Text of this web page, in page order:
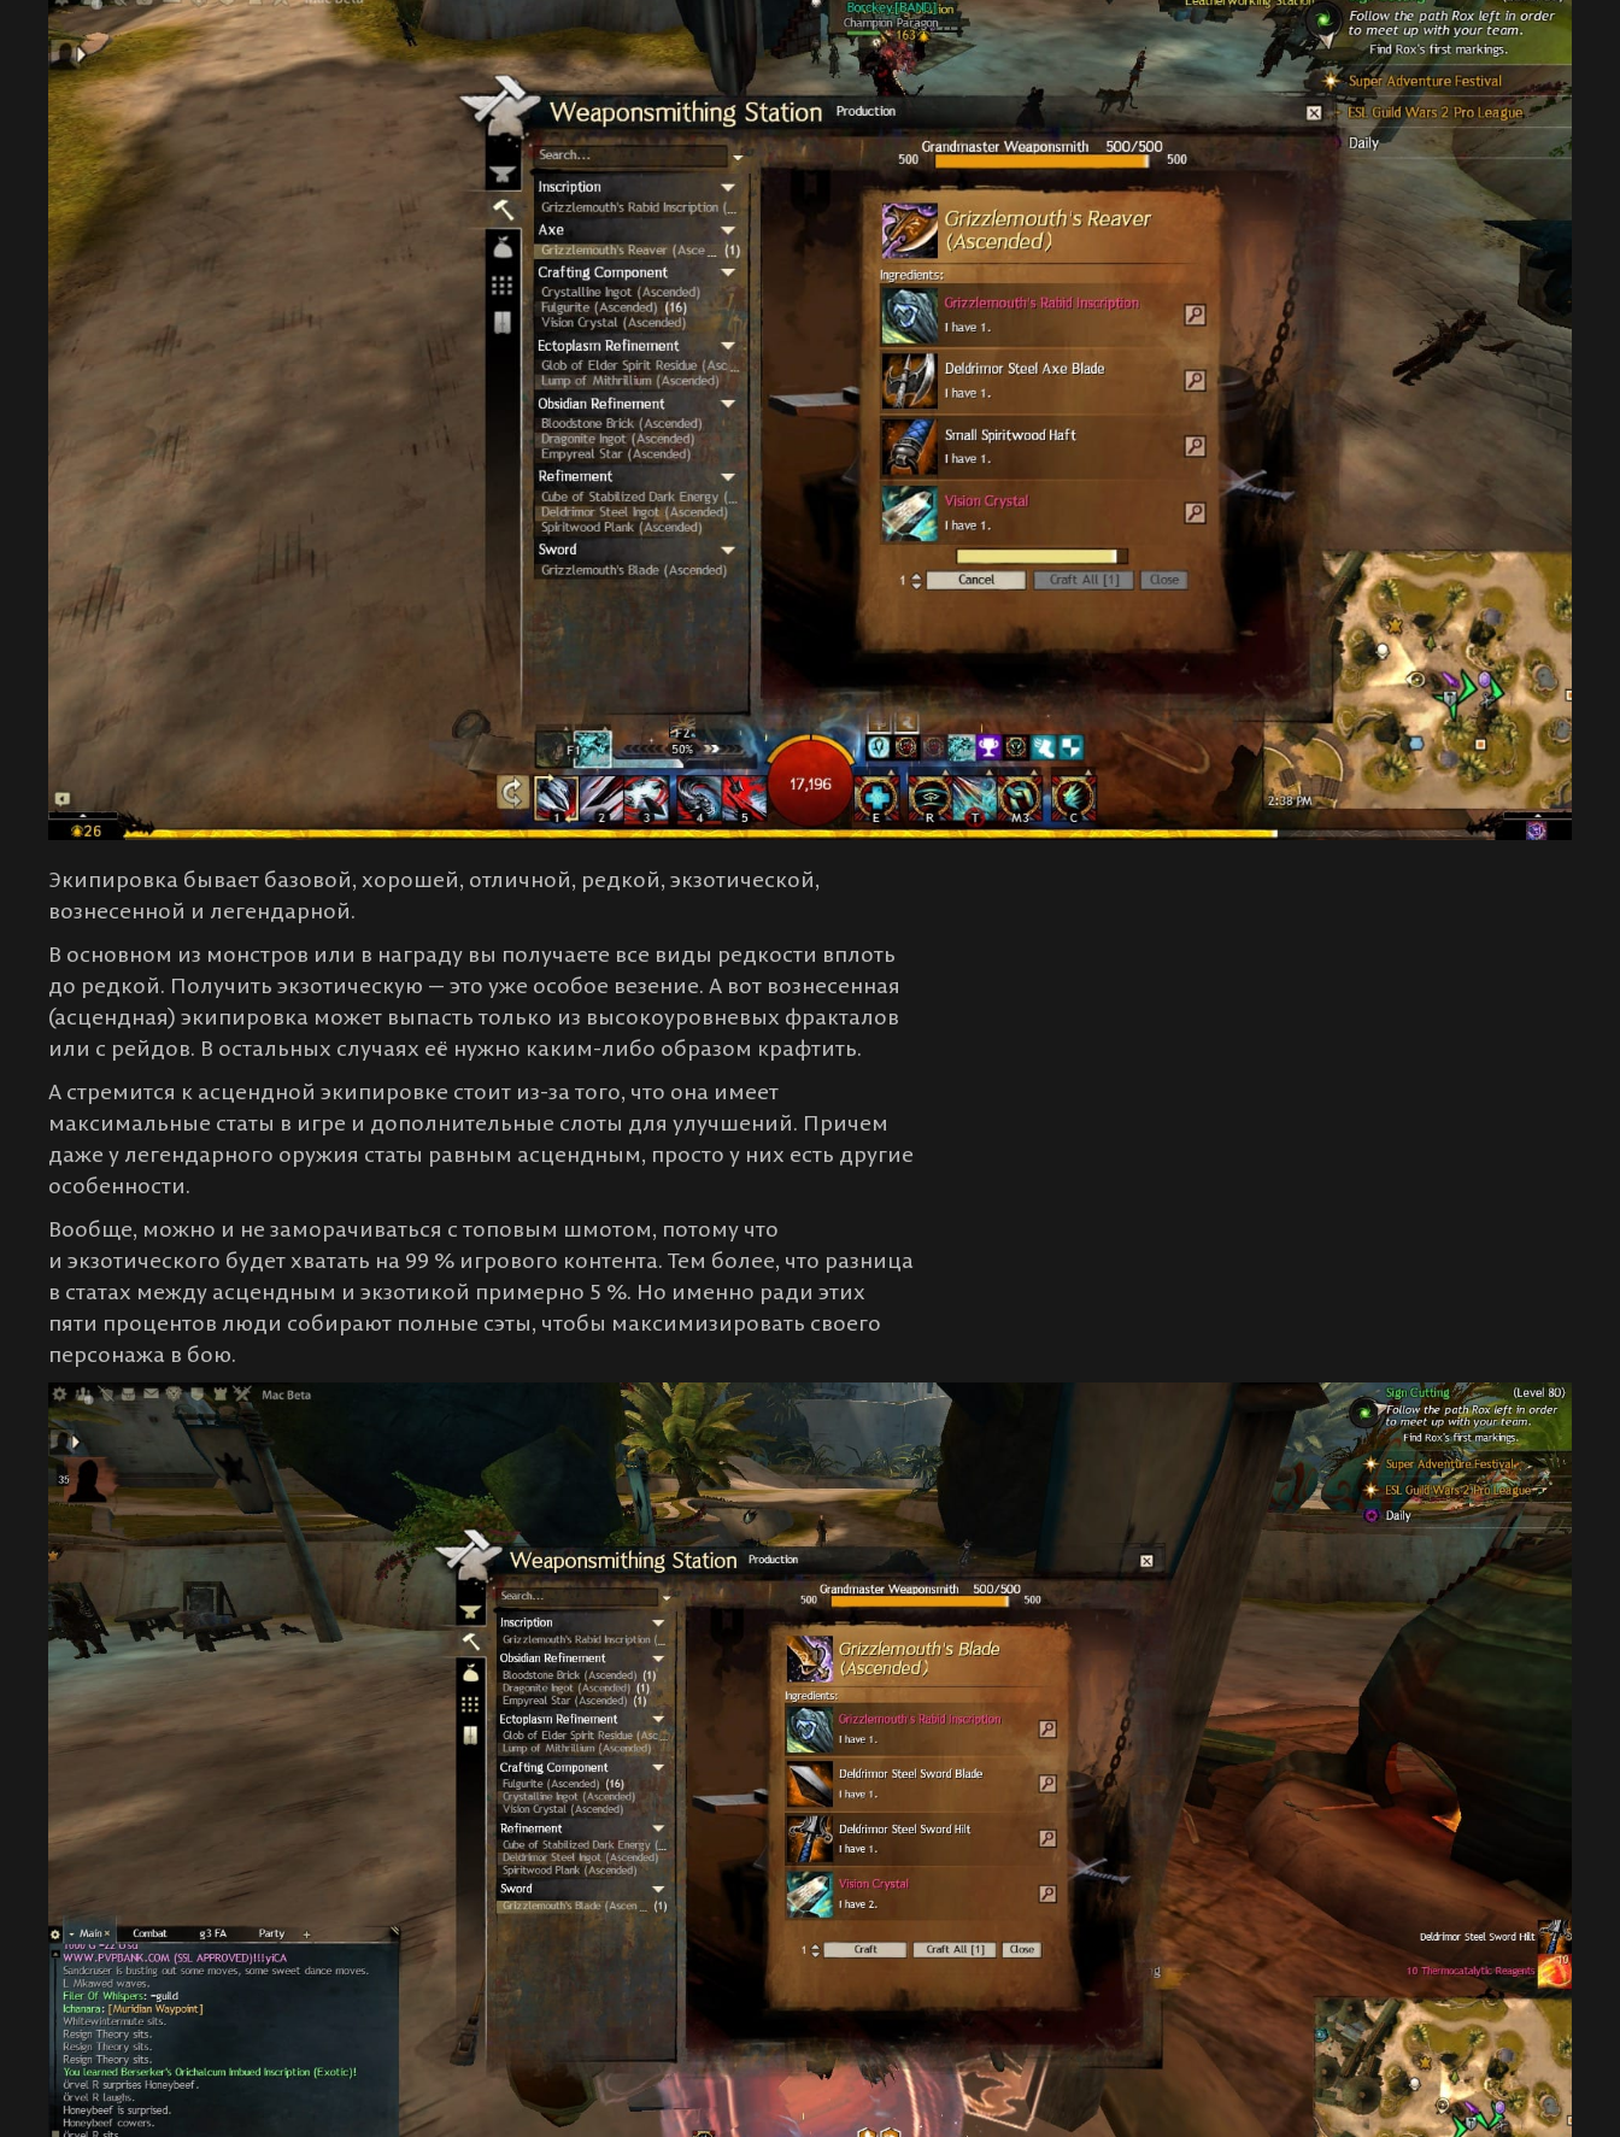
Экипировка бывает базовой, хорошей, отличной, редкой, экзотической,
вознесенной и легендарной.
В основном из монстров или в награду вы получаете все виды редкости вплоть
до редкой. Получить экзотическую — это уже особое везение. А вот вознесенная
(асцендная) экипировка может выпасть только из высокоуровневых фракталов
или с рейдов. В остальных случаях её нужно каким-либо образом крафтить.
А стремится к асцендной экипировке стоит из-за того, что она имеет
максимальные статы в игре и дополнительные слоты для улучшений. Причем
даже у легендарного оружия статы равным асцендным, просто у них есть другие
особенности.
Вообще, можно и не заморачиваться с топовым шмотом, потому что
и экзотического будет хватать на 99 % игрового контента. Тем более, что разница
в статах между асцендным и экзотикой примерно 5 %. Но именно ради этих
пяти процентов люди собирают полные сэты, чтобы максимизировать своего
персонажа в бою.